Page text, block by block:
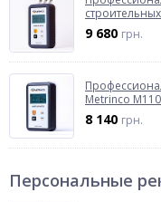
9 680 грн.
Metrinco
8 140 грн.
Персональные